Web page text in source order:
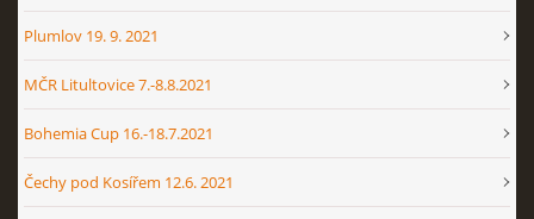
Plumlov 19. 9. 2021
MČR Litultovice 7.-8.8.2021
Bohemia Cup 16.-18.7.2021
Čechy pod Kosířem 12.6. 2021